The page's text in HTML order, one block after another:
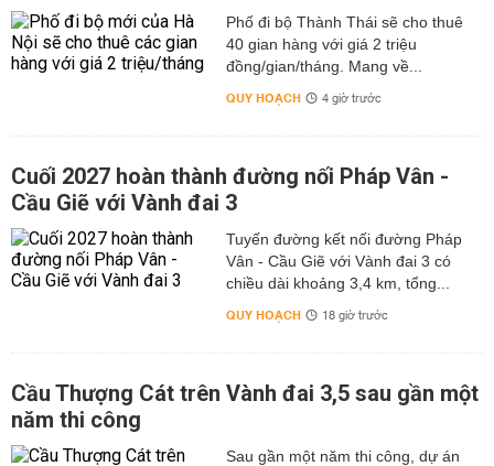
Phố đi bộ Thành Thái sẽ cho thuê
40 gian hàng với giá 2 triệu
đồng/gian/tháng. Mang về...
QUY HOẠCH 4 giờ trước
Cuối 2027 hoàn thành đường nối Pháp Vân -
Cầu Giẽ với Vành đai 3
Tuyến đường kết nối đường Pháp
Vân - Cầu Giẽ với Vành đai 3 có
chiều dài khoảng 3,4 km, tổng...
QUY HOẠCH 18 giờ trước
Cầu Thượng Cát trên Vành đai 3,5 sau gần một
năm thi công
Sau gần một năm thi công, dự án